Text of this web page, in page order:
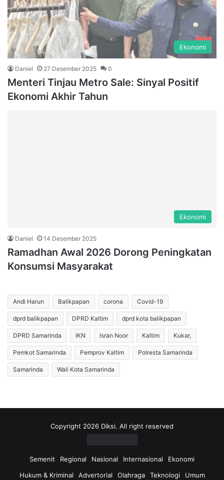
Ekonomi
Daniel 27 Desember 2025 0
Menteri Tinjau Metro Sale: Sinyal Positif
Ekonomi Akhir Tahun
Ekonomi
Daniel 14 Desember 2025
Ramadhan Awal 2026 Dorong Peningkatan
Konsumsi Masyarakat
Andi Harun Balikpapan corona Covid-19
dprd balikpapan DPRD Kaltim dprd kota balikpapan
DPRD Samarinda IKN Isran Noor Kaltim Kukar,
Pemkot Samarinda Pemprov Kaltim Polresta Samarinda
Samarinda Wali Kota Samarinda
Copyright 2026 Diksi. All right reserved
Semenit Regional Nasional Internasional
Ekonomi
Hukum & Kriminal
Advertorial Olahraga Teknologi Umum